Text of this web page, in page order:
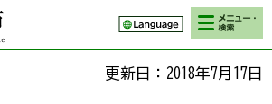
検索・メニ
ュー
更新日：2018年7月17日